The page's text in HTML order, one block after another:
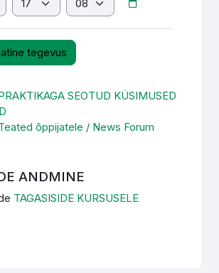
SEOTUD KÜSIMUSED
õppijatele / News Forum
ANDMINE
TAGASISIDE KURSUSELE